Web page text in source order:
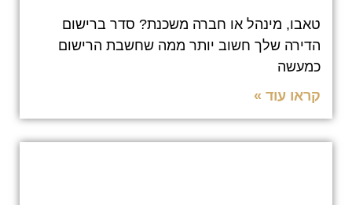
טאבו, מינהל או חברה משכנת? סדר ברישום
הדירה שלך חשוב יותר ממה שחשבת הרישום
כמעשה
קראו עוד »